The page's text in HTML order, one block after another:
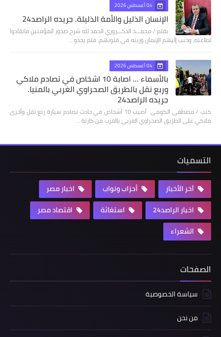
04 أغسطس 2026
الإنسان الذليل والأمة الذليلة. جريده الراصد24
بقلم / محمـــد الدكـــروري الحمد لله شرح صدور المؤمنين فانقادوا
لطاعته، وحبب إليهم الإيمان وزينه في قلوبهم، فلم يجدو…
04 أغسطس 2026
بالأسماء ... اصابة 10 اشخاص في تصادم ملاكي
وربع نقل بالطريق الصحراوي الغربي بالمنيا.
جريده الراصد24
كتب / مصطفى الكومى أصيب 10 أشخاص في حادث تصادم سيارة ربع نقل وأخرى
ملاكي على الطريق الصحراوي الغربي بالقرب من كارتة …
التسميات
آخر الأخبار أحزاب ونواب
اخبار مصر
اخبار الراصد24
استغاثة
اقتصاد مصر
الشعراء
الصفحات
سياسة الخصوصية
من نحن